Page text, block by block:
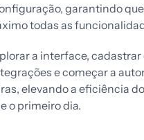
garantindo
todas as
a interface,
e começar a
elevando a eficiência
o primeiro dia.